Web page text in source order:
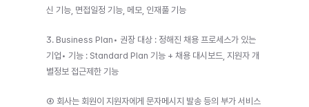
신 기능, 면접일정 기능, 메모, 인재풀 기능
3. Business Plan• 권장 대상 : 정해진 채용 프로세스가 있는
기업• 기능 : Standard Plan 기능 + 채용 대시보드, 지원자 개
별정보 접근제한 기능
④ 회사는 회원이 지원자에게 문자메시지 발송 등의 부가 서비스